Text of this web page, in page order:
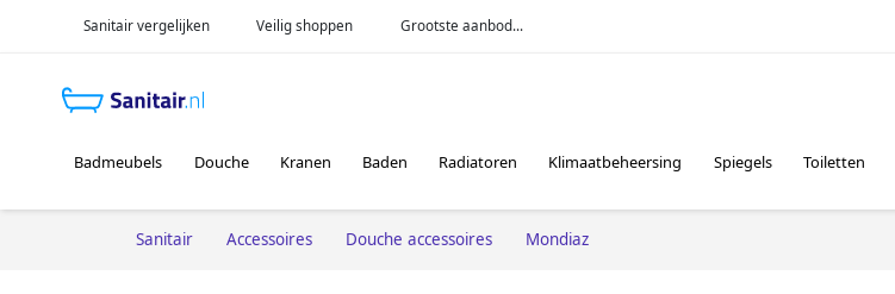
Sanitair vergelijken Veilig shoppen Grootste aanbod...
Badmeubels Douche Kranen Baden Radiatoren Klimaatbeheersing Spiegels Toiletten
Sanitair Accessoires Douche accessoires Mondiaz